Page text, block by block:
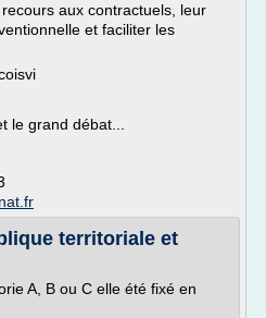
aux contractuels, leur
et faciliter les
le grand débat...
territoriale et
A, B ou C elle été fixé en